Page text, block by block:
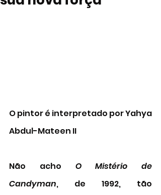
O pintor é interpretado por Yahya
Abdul-Mateen II
Não acho O Mistério de
Candyman, de 1992, tão